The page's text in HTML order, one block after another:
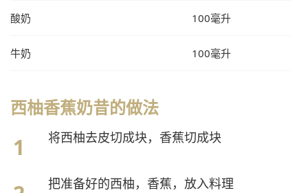
酸奶 100毫升
牛奶 100毫升
西柚香蕉奶昔的做法
将西柚去皮切成块，香蕉切成块
把准备好的西柚，香蕉，放入料理